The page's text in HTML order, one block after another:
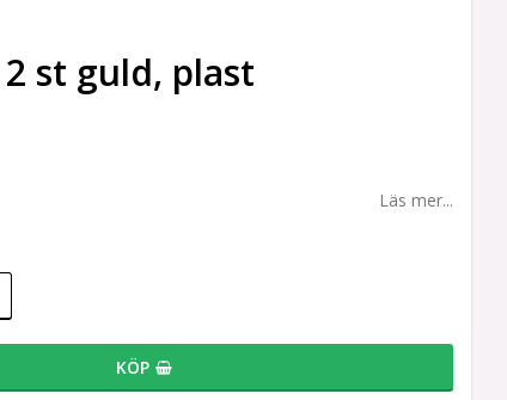
st guld, plast
Läs mer...
KÖP